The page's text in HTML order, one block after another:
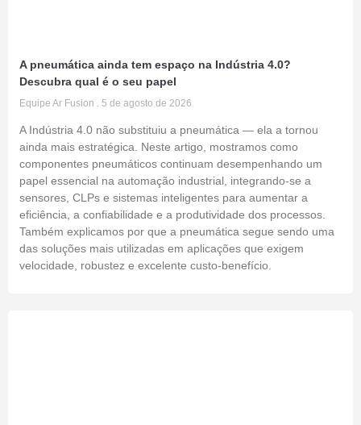
A pneumática ainda tem espaço na Indústria 4.0?
Descubra qual é o seu papel
Equipe Ar Fusion 5 de agosto de 2026
A Indústria 4.0 não substituiu a pneumática — ela a tornou
ainda mais estratégica. Neste artigo, mostramos como
componentes pneumáticos continuam desempenhando um
papel essencial na automação industrial, integrando-se a
sensores, CLPs e sistemas inteligentes para aumentar a
eficiência, a confiabilidade e a produtividade dos processos.
Também explicamos por que a pneumática segue sendo uma
das soluções mais utilizadas em aplicações que exigem
velocidade, robustez e excelente custo-benefício.